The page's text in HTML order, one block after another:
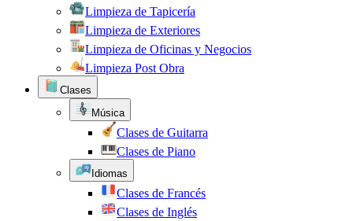
Limpieza de Tapicería
Limpieza de Exteriores
Limpieza de Oficinas y Negocios
Limpieza Post Obra
Clases
Música
Clases de Guitarra
Clases de Piano
Idiomas
Clases de Francés
Clases de Inglés